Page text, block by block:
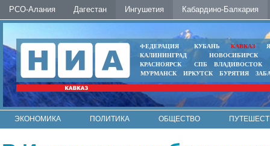
РСО-Алания Дагестан Ингушетия Кабардино-Балкария
ФЕДЕРАЦИЯ КУБАНЬ КАВКАЗ
КАЛИНИНГРАД
НОВОСИБИРСК
КРАСНОЯРСК
СПБ
ВЛАДИВОСТОК
МУРМАНСК
ИРКУТСК БУРЯТИЯ
ЭКОНОМИКА ПОЛИТИКА ОБЩЕСТВО